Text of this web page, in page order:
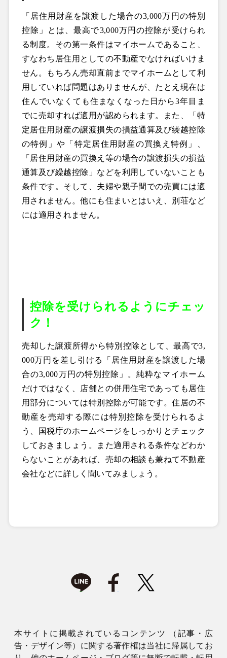
「居住用財産を譲渡した場合の3,000万円の特別
控除」とは、最高で3,000万円の控除が受けられ
る制度。その第一条件はマイホームであること、
すなわち居住用としての不動産でなければいけま
せん。もちろん売却直前までマイホームとして利
用していれば問題はありませんが、たとえ現在は
住んでいなくても住まなくなった日から3年目ま
でに売却すれば適用が認められます。また、「特
定居住用財産の譲渡損失の損益通算及び繰越控除
の特例」や「特定居住用財産の買換え特例」、
「居住用財産の買換え等の場合の譲渡損失の損益
通算及び繰越控除」などを利用していないことも
条件です。そして、夫婦や親子間での売買には適
用されません。他にも住まいとはいえ、別荘など
には適用されません。
控除を受けられるようにチェッ
ク！
売却した譲渡所得から特別控除として、最高で3,
000万円を差し引ける「居住用財産を譲渡した場
合の3,000万円の特別控除」。純粋なマイホーム
だけではなく、店舗との併用住宅であっても居住
用部分については特別控除が可能です。住居の不
動産を売却する際には特別控除を受けられるよ
う、国税庁のホームページをしっかりとチェック
しておきましょう。また適用される条件などわか
らないことがあれば、売却の相談も兼ねて不動産
会社などに詳しく聞いてみましょう。
本サイトに掲載されているコンテンツ （記事・広
告・デザイン等）に関する著作権は当社に帰属してお